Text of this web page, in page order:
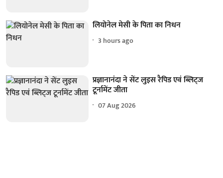
लियोनेल मेसी के पिता का निधन
3 hours ago
प्रज्ञानानंदा ने सेंट लुइस रैपिड एवं ब्लिट्ज
टूर्नामेंट जीता
07 Aug 2026